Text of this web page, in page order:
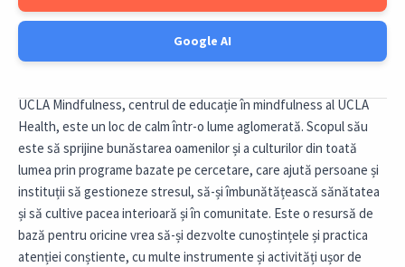
Google AI
UCLA Mindfulness, centrul de educație în mindfulness al UCLA
Health, este un loc de calm într-o lume aglomerată. Scopul său
este să sprijine bunăstarea oamenilor și a culturilor din toată
lumea prin programe bazate pe cercetare, care ajută persoane și
instituții să gestioneze stresul, să-și îmbunătățească sănătatea
și să cultive pacea interioară și în comunitate. Este o resursă de
bază pentru oricine vrea să-și dezvolte cunoștințele și practica
atenției conștiente, cu multe instrumente și activități ușor de